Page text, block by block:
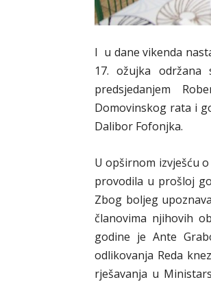
I u dane vikenda
17. ožujka održana
predsjedanjem
Domovinskog rata i
Dalibor Fofonjka.
U opširnom izvješću
provodila u prošloj
Zbog boljeg
članovima njihovih
godine je Ante
odlikovanja Reda
rješavanja u